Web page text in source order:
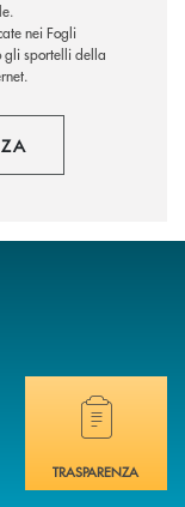
nei Fogli
gli sportelli della
immediata?
Hai bisogno di
TRASPARENZA